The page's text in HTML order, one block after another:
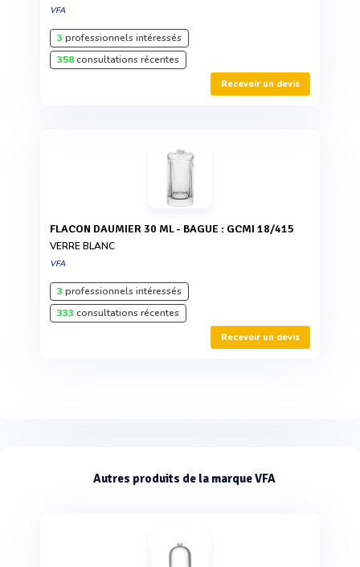
VFA
3 professionnels intéressés
358consultations récentes
Recevoir un devis
FLACON DAUMIER 30 ML - BAGUE : GCMI 18/415
VERRE BLANC
VFA
3 professionnels intéressés
333 consultations récentes
Recevoir un devis
Autres produits de la marque VFA